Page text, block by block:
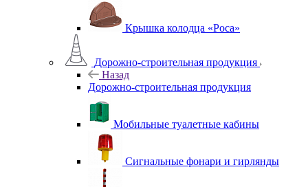
Крышка колодца «Роса»
Дорожно-строительная продукция
Назад
Дорожно-строительная продукция
Мобильные туалетные кабины
Сигнальные фонари и гирлянды